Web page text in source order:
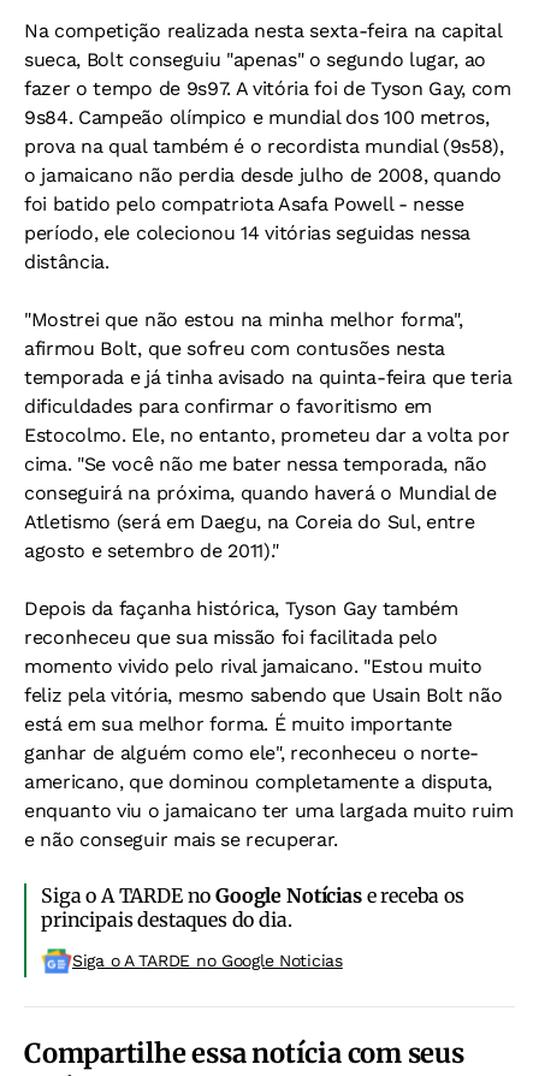
Na competição realizada nesta sexta-feira na capital
sueca, Bolt conseguiu "apenas" o segundo lugar, ao
fazer o tempo de 9s97. A vitória foi de Tyson Gay, com
9s84. Campeão olímpico e mundial dos 100 metros,
prova na qual também é o recordista mundial (9s58),
o jamaicano não perdia desde julho de 2008, quando
foi batido pelo compatriota Asafa Powell - nesse
período, ele colecionou 14 vitórias seguidas nessa
distância.
"Mostrei que não estou na minha melhor forma",
afirmou Bolt, que sofreu com contusões nesta
temporada e já tinha avisado na quinta-feira que teria
dificuldades para confirmar o favoritismo em
Estocolmo. Ele, no entanto, prometeu dar a volta por
cima. "Se você não me bater nessa temporada, não
conseguirá na próxima, quando haverá o Mundial de
Atletismo (será em Daegu, na Coreia do Sul, entre
agosto e setembro de 2011)."
Depois da façanha histórica, Tyson Gay também
reconheceu que sua missão foi facilitada pelo
momento vivido pelo rival jamaicano. "Estou muito
feliz pela vitória, mesmo sabendo que Usain Bolt não
está em sua melhor forma. É muito importante
ganhar de alguém como ele", reconheceu o norte-
americano, que dominou completamente a disputa,
enquanto viu o jamaicano ter uma largada muito ruim
e não conseguir mais se recuperar.
Siga o A TARDE noGoogle Notíciase receba os
principais destaques do dia.
Siga o A TARDE no Google Noticias
Compartilhe essa notícia com seus